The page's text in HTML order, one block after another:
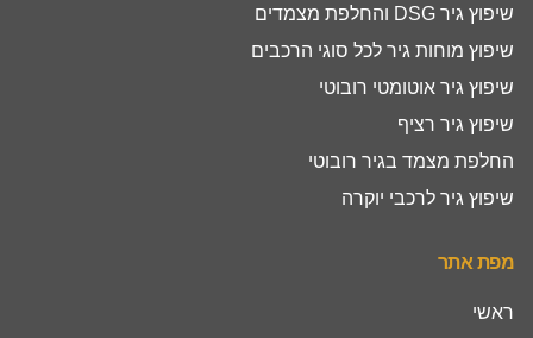
שיפוץ גיר DSG והחלפת מצמדים
שיפוץ מוחות גיר לכל סוגי הרכבים
שיפוץ גיר אוטומטי רובוטי
שיפוץ גיר רציף
החלפת מצמד בגיר רובוטי
שיפוץ גיר לרכבי יוקרה
מפת אתר
ראשי